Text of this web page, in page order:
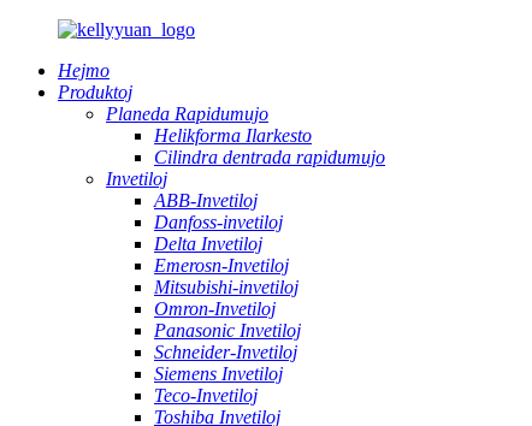
Hejmo
Produktoj
Planeda Rapidumujo
Helikforma Ilarkesto
Cilindra dentrada rapidumujo
Invetiloj
ABB-Invetiloj
Danfoss-invetiloj
Delta Invetiloj
Emerosn-Invetiloj
Mitsubishi-invetiloj
Omron-Invetiloj
Panasonic Invetiloj
Schneider-Invetiloj
Siemens Invetiloj
Teco-Invetiloj
Toshiba Invetiloj